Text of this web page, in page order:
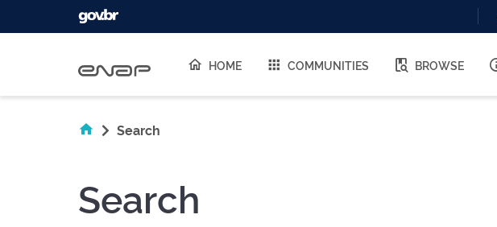
HOME COMMUNITIES BROWSE
Search
Search